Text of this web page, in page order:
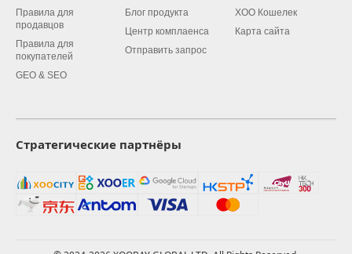
Правила для
продавцов
Правила для
покупателей
GEO & SEO
Блог продукта
Центр комплаенса
Отправить запрос
XOO Кошелек
Карта сайта
Стратегические партнёры